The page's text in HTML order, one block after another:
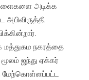
அடிக்க
மத்துகம நகரத்தை
ஜந்து ஏக்கர்
மேற்கொள்ளப்பட்ட